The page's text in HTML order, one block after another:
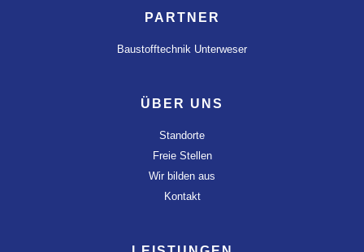
PARTNER
Baustofftechnik Unterweser
ÜBER UNS
Standorte
Freie Stellen
Wir bilden aus
Kontakt